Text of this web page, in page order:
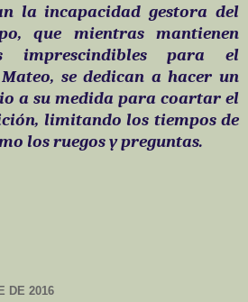
la incapacidad gestora del
que mientras mantienen
imprescindibles para el
se dedican a hacer un
a su medida para coartar el
limitando los tiempos de
los ruegos y preguntas.
DE 2016